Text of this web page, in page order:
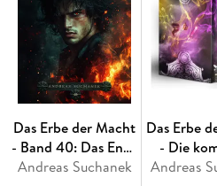
. . . Silber- und Bronze-
. . . Nominiert für den
"Beste Serie"!
Das Erbe der Macht
- Band 40: Das Ende
des Weges
Andreas Suchanek
Das Erbe
- Die
Andreas